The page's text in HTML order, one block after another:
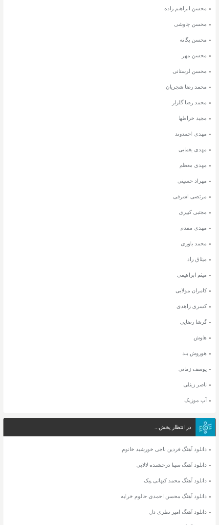
محسن ابراهیم زاده
محسن چاوشی
محسن یگانه
محسن مهر
محسن لرستانی
محمد رضا شجریان
محمد رضا گلزار
مجید خراطها
مهدی احمدوند
مهدی یغمایی
مهدی معظم
مهراد حسینی
مرتضی اشرفی
مجتبی کبیری
مهدی مقدم
محمد یاوری
میثاق راد
میثم ابراهیمی
کامران مولایی
کسری زاهدی
گرشا رضایی
هاوش
هوروش بند
یوسف زمانی
ناصر زینلی
آپ موزیک
در انتظار پخش...
دانلود آهنگ فردین ناجی خورشید خانوم
دانلود آهنگ سینا درخشنده لالایی
دانلود آهنگ محمد کیهانی پیک
دانلود آهنگ محسن احمدی حالوم خرابه
دانلود آهنگ امیر نظری دل